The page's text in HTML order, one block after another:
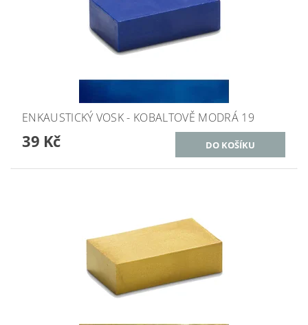
ENKAUSTICKÝ VOSK - KOBALTOVĚ MODRÁ 19
39 Kč